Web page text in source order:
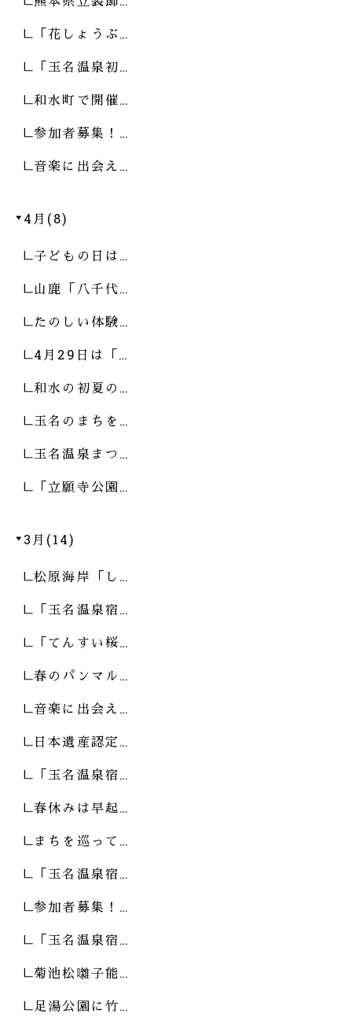
「花しょうぶ…
「玉名温泉初…
和水町で開催…
参加者募集！…
音楽に出会え…
4月(8)
子どもの日は…
山鹿「八千代…
たのしい体験…
4月29日は「…
和水の初夏の…
玉名のまちを…
玉名温泉まつ…
「立願寺公園…
3月(14)
松原海岸「し…
「玉名温泉宿…
「てんすい桜…
春のパンマル…
音楽に出会え…
日本遺産認定…
「玉名温泉宿…
春休みは早起…
まちを巡って…
「玉名温泉宿…
参加者募集！…
「玉名温泉宿…
菊池松囃子能…
足湯公園に竹…